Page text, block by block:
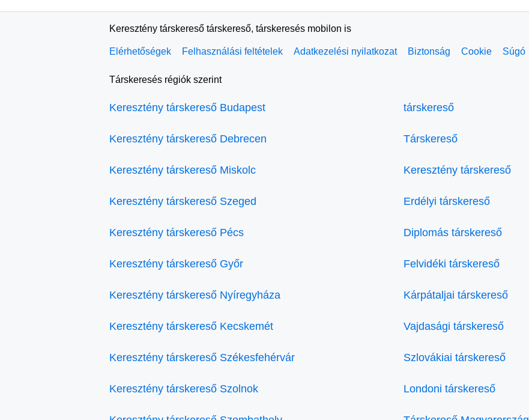
Keresztény társkereső társkereső, társkeresés mobilon is
Elérhetőségek Felhasználási feltételek Adatkezelési nyilatkozat Biztonság Cookie Súgó
Társkeresés régiók szerint
Keresztény társkereső Budapest
Keresztény társkereső Debrecen
Keresztény társkereső Miskolc
Keresztény társkereső Szeged
Keresztény társkereső Pécs
Keresztény társkereső Győr
Keresztény társkereső Nyíregyháza
Keresztény társkereső Kecskemét
Keresztény társkereső Székesfehérvár
Keresztény társkereső Szolnok
társkereső
Társkereső
Keresztény társkereső
Erdélyi társkereső
Diplomás társkereső
Felvidéki társkereső
Kárpátaljai társkereső
Vajdasági társkereső
Szlovákiai társkereső
Londoni társkereső